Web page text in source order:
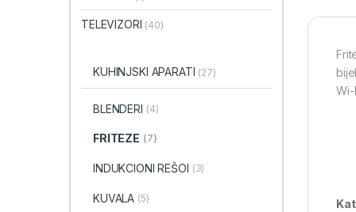
Wi-
TELEVIZORI (40)
KUHINJSKI APARATI (27)
BLENDERI (4)
FRITEZE (7)
INDUKCIONI REŠOI (3)
KUVALA (5)